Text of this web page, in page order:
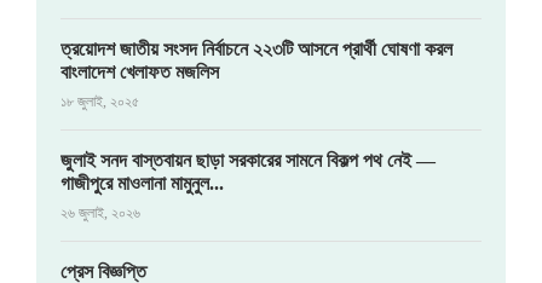
ত্রয়োদশ জাতীয় সংসদ নির্বাচনে ২২৩টি আসনে প্রার্থী ঘোষণা করল
বাংলাদেশ খেলাফত মজলিস
১৮ জুলাই, ২০২৫
জুলাই সনদ বাস্তবায়ন ছাড়া সরকারের সামনে বিকল্প পথ নেই —
গাজীপুরে মাওলানা মামুনুল...
২৬ জুলাই, ২০২৬
প্রেস বিজ্ঞপ্তি